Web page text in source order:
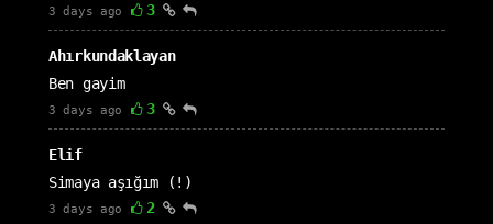
3 days ago 3
Ahırkundaklayan
Ben gayim
3 days ago 3
Elif
Simaya aşığım (!)
3 days ago 2